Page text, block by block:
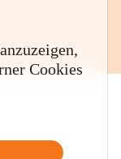
Cookies